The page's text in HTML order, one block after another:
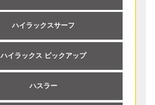
ハイラックスサーフ
ハイラックス ピックアップ
ハスラー